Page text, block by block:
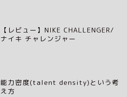
【レビュー】NIKE CHALLENGER/
ナイキ チャレンジャー
能力密度(talent density)という考
え方